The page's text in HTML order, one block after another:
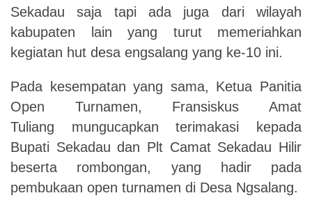
Sekadau saja tapi ada juga dari wilayah
kabupaten lain yang turut memeriahkan
kegiatan hut desa engsalang yang ke-10 ini.
Pada kesempatan yang sama, Ketua Panitia
Open Turnamen, Fransiskus Amat
Tuliang mungucapkan terimakasi kepada
Bupati Sekadau dan Plt Camat Sekadau Hilir
beserta rombongan, yang hadir pada
pembukaan open turnamen di Desa Ngsalang.